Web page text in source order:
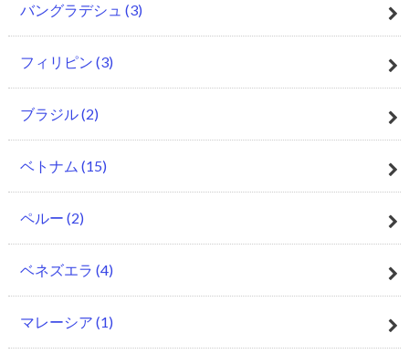
バングラデシュ (3)
フィリピン (3)
ブラジル(2)
ベトナム (15)
ペルー (2)
ベネズエラ (4)
マレーシア (1)